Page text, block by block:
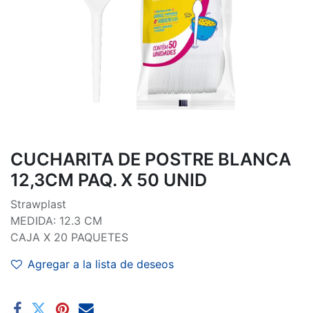
CUCHARITA DE POSTRE BLANCA
12,3CM PAQ. X 50 UNID
Strawplast
MEDIDA: 12.3 CM
CAJA X 20 PAQUETES
Agregar a la lista de deseos